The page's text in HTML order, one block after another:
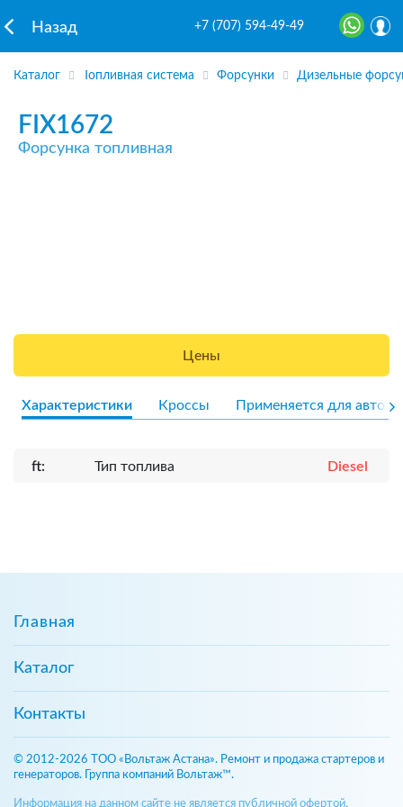
Назад +7 (707) 594-49-49
Каталог Топливная система Форсунки Дизельные
FIX1672
Форсунка топливная
Цены
Характеристики Кроссы Применяется для авто
ft: Тип топлива Diesel
Главная
Каталог
Контакты
© 2012-2026 ТОО «Вольтаж Астана». Ремонт и продажа стартеров и
генераторов. Группа компаний Вольтаж™.
Информация на данном сайте не является публичной офертой,